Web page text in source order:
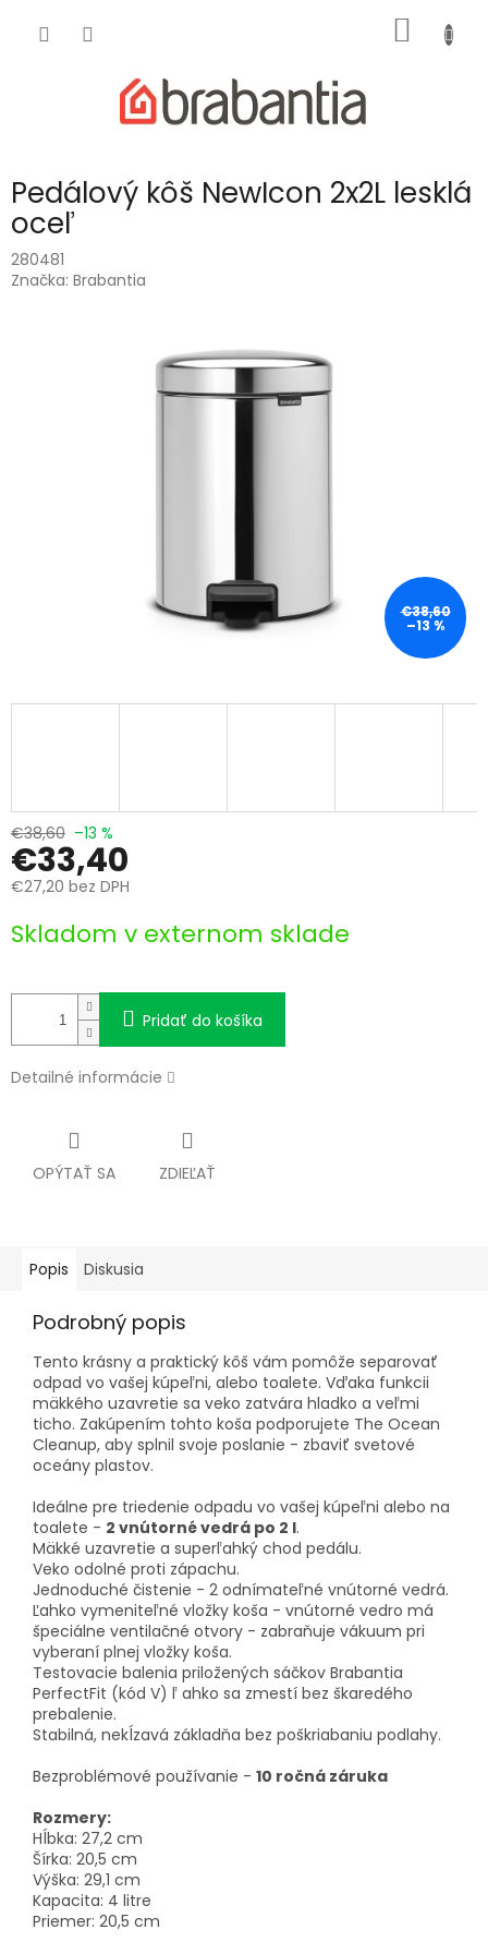
KOŠÍK
Pedálový kôš NewIcon 2x2L lesklá
oceľ
280481
Značka: Brabantia
€38,60
–13 %
€38,60 –13 %
€33,40
€27,20 bez DPH
cena:
Skladom v externom sklade
Pridať do košíka
Detailné informácie
OPÝTAŤ SA ZDIEĽAŤ
Popis Diskusia
Podrobný popis
Tento krásny a praktický kôš vám pomôže separovať
odpad vo vašej kúpeľni, alebo toalete. Vďaka funkcii
mäkkého uzavretie sa veko zatvára hladko a veľmi
ticho. Zakúpením tohto koša podporujete The Ocean
Cleanup, aby splnil svoje poslanie - zbaviť svetové
oceány plastov.
Ideálne pre triedenie odpadu vo vašej kúpeľni alebo na
toalete - 2 vnútorné vedrá po 2 l.
Mäkké uzavretie a superľahký chod pedálu.
Veko odolné proti zápachu.
Jednoduché čistenie - 2 odnímateľné vnútorné vedrá.
Ľahko vymeniteľné vložky koša - vnútorné vedro má
špeciálne ventilačné otvory - zabraňuje vákuum pri
vyberaní plnej vložky koša.
Testovacie balenia priložených sáčkov Brabantia
PerfectFit (kód V) ľ ahko sa zmestí bez škaredého
prebalenie.
Stabilná, nekĺzavá základňa bez poškriabaniu podlahy.
Bezproblémové používanie - 10 ročná záruka
Rozmery:
Hĺbka: 27,2 cm
Šírka: 20,5 cm
Výška: 29,1 cm
Kapacita: 4 litre
Priemer: 20,5 cm